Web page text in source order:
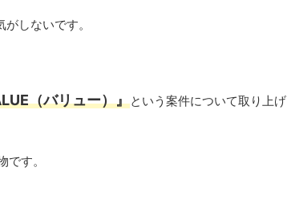
しないです。
（バリュー）』という案件について取り上げ
です。